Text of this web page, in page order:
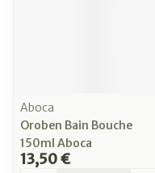
Aboca
Oroben Bain Bouche
150ml Aboca
13,50 €